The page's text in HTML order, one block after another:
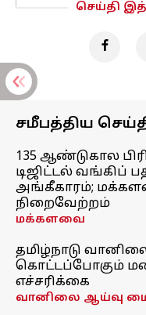
செய்தி
சமீபத்திய
135 ஆண்டுகால
டிஜிட்டல் வங்கிப்
அங்கீகாரம்;
நிறைவேற்றம்
மக்களவை
தமிழ்நாடு
கொட்டப்போகும்
எச்சரிக்கை
வானிலை ஆய்வு